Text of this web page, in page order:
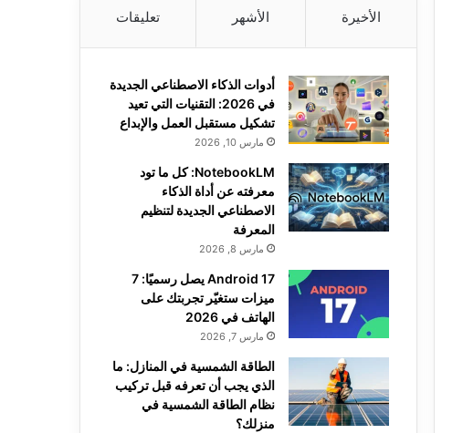
الأخيرة الأشهر تعليقات
أدوات الذكاء الاصطناعي الجديدة
في 2026: التقنيات التي تعيد
تشكيل مستقبل العمل والإبداع
مارس 10, 2026
NotebookLM: كل ما تود
معرفته عن أداة الذكاء
الاصطناعي الجديدة لتنظيم
المعرفة
مارس 8, 2026
Android 17 يصل رسميًا: 7
ميزات ستغيّر تجربتك على
الهاتف في 2026
مارس 7, 2026
الطاقة الشمسية في المنازل: ما
الذي يجب أن تعرفه قبل تركيب
نظام الطاقة الشمسية في
منزلك؟